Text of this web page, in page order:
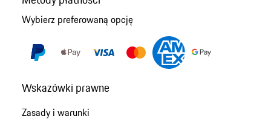
Wybierz preferowaną opcję
Wskazówki prawne
Zasady i warunki